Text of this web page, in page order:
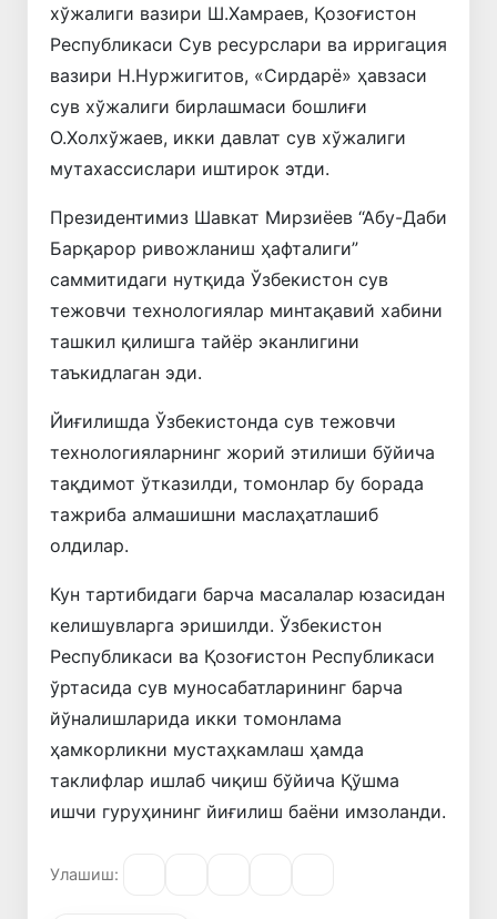
хўжалиги вазири Ш.Хамраев, Қозоғистон
Республикаси Сув ресурслари ва ирригация
вазири Н.Нуржигитов, «Сирдарё» ҳавзаси
сув хўжалиги бирлашмаси бошлиғи
О.Холхўжаев, икки давлат сув хўжалиги
мутахассислари иштирок этди.
Президентимиз Шавкат Мирзиёев “Абу-Даби
Барқарор ривожланиш ҳафталиги”
саммитидаги нутқида Ўзбекистон сув
тежовчи технологиялар минтақавий хабини
ташкил қилишга тайёр эканлигини
таъкидлаган эди.
Йиғилишда Ўзбекистонда сув тежовчи
технологияларнинг жорий этилиши бўйича
тақдимот ўтказилди, томонлар бу борада
тажриба алмашишни маслаҳатлашиб
олдилар.
Кун тартибидаги барча масалалар юзасидан
келишувларга эришилди. Ўзбекистон
Республикаси ва Қозоғистон Республикаси
ўртасида сув муносабатларининг барча
йўналишларида икки томонлама
ҳамкорликни мустаҳкамлаш ҳамда
таклифлар ишлаб чиқиш бўйича Қўшма
ишчи гуруҳининг йиғилиш баёни имзоланди.
Улашиш: